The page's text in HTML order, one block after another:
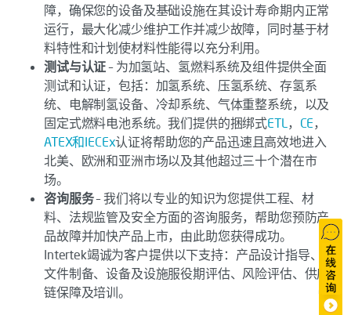
障，确保您的设备及基础设施在其设计寿命期内正常
运行，最大化减少维护工作并减少故障，同时基于材
料特性和计划使材料性能得以充分利用。
测试与认证– 为加氢站、氢燃料系统及组件提供全面
测试和认证，包括：加氢系统、压氢系统、存氢系
统、电解制氢设备、冷却系统、气体重整系统，以及
固定式燃料电池系统。我们提供的捆绑式ETL， CE，
ATEX和IECEx认证将帮助您的产品迅速且高效地进入
北美、欧洲和亚洲市场以及其他超过三十个潜在市
场。
咨询服务– 我们将以专业的知识为您提供工程、材
料、法规监管及安全方面的咨询服务，帮助您预防产
品故障并加快产品上市，由此助您获得成功。
Intertek竭诚为客户提供以下支持：产品设计指导、
文件制备、设备及设施服役期评估、风险评估、供应
链保障及培训。